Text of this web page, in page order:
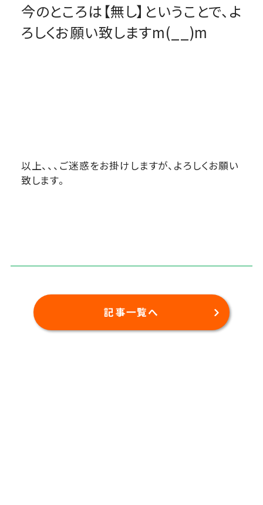
今のところは【無し】ということで、よ
ろしくお願い致しますm(__)m
以上、、、ご迷惑をお掛けしますが、よろしくお願い
致します。
記事一覧へ